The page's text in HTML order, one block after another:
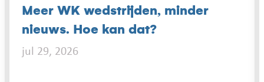
Meer WK wedstrijden, minder
nieuws. Hoe kan dat?
jul 29, 2026